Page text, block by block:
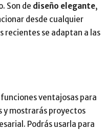
Son de diseño elegante,
desde cualquier
recientes se adaptan a las
ventajosas para
y mostrarás proyectos
Podrás usarla para